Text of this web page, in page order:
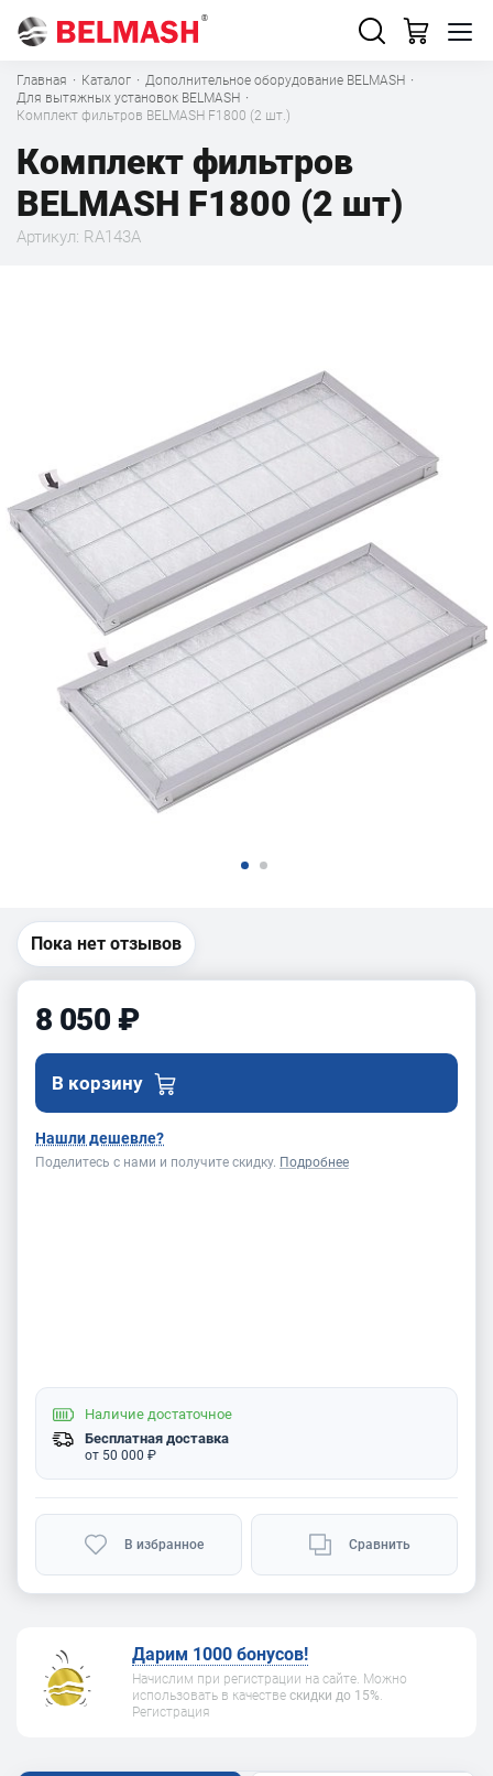
Главная · Каталог · Дополнительное оборудование BELMASH ·
Для вытяжных установок BELMASH ·
Комплект фильтров BELMASH F1800 (2 шт.)
Комплект фильтров
BELMASH F1800 (2 шт)
Артикул: RA143A
Пока нет отзывов
8 050 ₽
В корзину
Нашли дешевле?
Поделитесь с нами и получите скидку. Подробнее
Наличие достаточное
Бесплатная доставка
от 50 000 ₽
В избранное Сравнить
Дарим 1000 бонусов!
Начислим при регистрации на сайте. Можно
использовать в качестве скидки до 15%.
Регистрация